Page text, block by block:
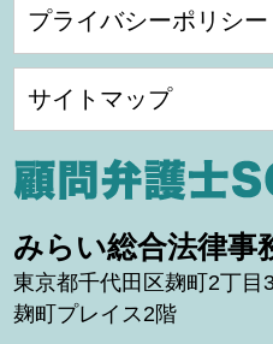
プライバシーポリシー
サイトマップ
みらい総合法律事
東京都千代田区麹町2丁目
麹町プレイス2階